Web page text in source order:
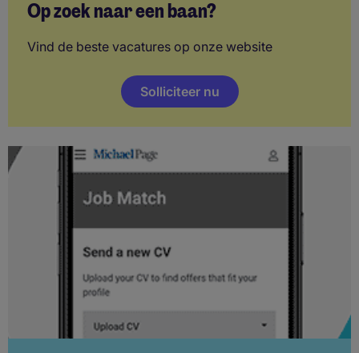
Op zoek naar een baan?
Vind de beste vacatures op onze website
Solliciteer nu